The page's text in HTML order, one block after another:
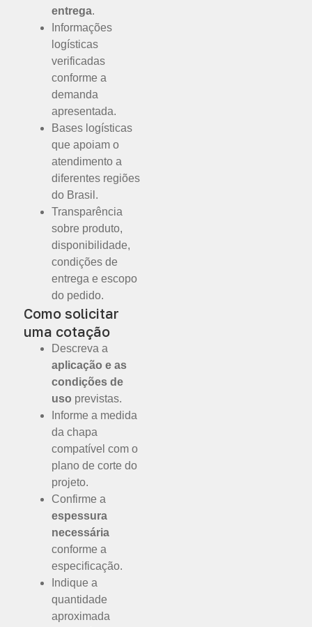
entrega.
Informações
logísticas
verificadas
conforme a
demanda
apresentada.
Bases logísticas
que apoiam o
atendimento a
diferentes regiões
do Brasil.
Transparência
sobre produto,
disponibilidade,
condições de
entrega e escopo
do pedido.
Como solicitar
uma cotação
Descreva a
aplicação e as
condições de
uso previstas.
Informe a medida
da chapa
compatível com o
plano de corte do
projeto.
Confirme a
espessura
necessária
conforme a
especificação.
Indique a
quantidade
aproximada